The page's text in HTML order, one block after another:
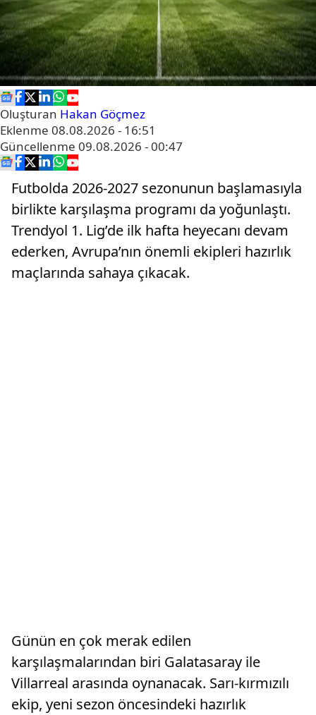
Oluşturan Hakan Göçmez
Eklenme 08.08.2026 - 16:51
Güncellenme 09.08.2026 - 00:47
Futbolda 2026-2027 sezonunun başlamasıyla
birlikte karşılaşma programı da yoğunlaştı.
Trendyol 1. Lig’de ilk hafta heyecanı devam
ederken, Avrupa’nın önemli ekipleri hazırlık
maçlarında sahaya çıkacak.
Günün en çok merak edilen
karşılaşmalarından biri Galatasaray ile
Villarreal arasında oynanacak. Sarı-kırmızılı
ekip, yeni sezon öncesindeki hazırlık